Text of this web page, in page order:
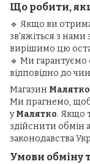
Що робити,
🔹 Якщо ви
зв'яжіться з
вирішимо цю
🔹 Ми гарантуємо
відповідно до
Магазин Малятко
Ми прагнемо, щоб
уМалятко. Якщо
здійснити обмін
законодавства
Умови обміну